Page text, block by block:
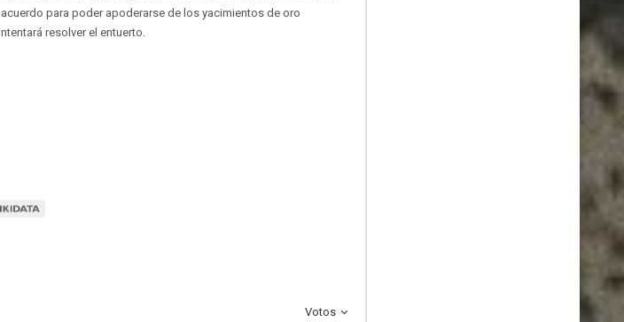
para poder apoderarse de los yacimientos de oro
resolver el entuerto.
Votos